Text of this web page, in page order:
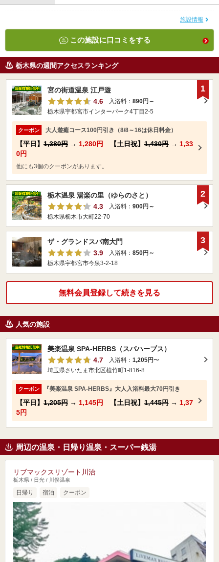
施設情報
この施設に口コミをする
栃木県の週間アクセスランキング
宮の街道温泉 江戸遊
4.6
入浴料： 890円～
栃木県宇都宮市インターパーク4丁目2-5
クーポン 大人遊癒コース100円引き（8/8～16は休日料金）
【平日】 1,380円 → 1,280円 【土日祝】 1,430円 → 1,33
0円
他にも3個のクーポンがあります。
1
栃木温泉 湯楽の里（ゆらのさと）
4.3
入浴料： 900円～
栃木県栃木市大町22-70
2
ザ・グランドスパ南大門
3.9
入浴料： 850円～
栃木県宇都宮市今泉3-2-18
3
無料会員登録して続きを見る
人気の施設
美楽温泉 SPA-HERBS（スパハーブス）
4.7
入浴料： 1,205円〜
埼玉県さいたま市北区植竹町1-816-8
クーポン 『美楽温泉 SPA-HERBS』大人入浴料最大70円引き
【平日】 1,205円 → 1,145円 【土日祝】 1,445円 → 1,37
5円
周辺の温泉・日帰り温泉・スーパー銭湯
リブマックスリゾート川治
栃木県 / 日光 / 川俣温泉
日帰り 宿泊 クーポン